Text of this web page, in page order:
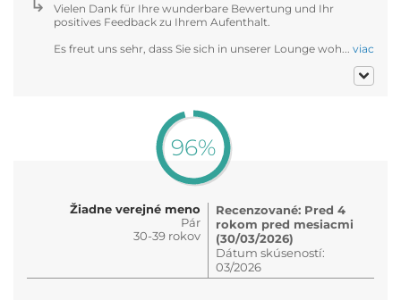
Vielen Dank für Ihre wunderbare Bewertung und Ihr
positives Feedback zu Ihrem Aufenthalt.
Es freut uns sehr, dass Sie sich in unserer Lounge woh... viac
96%
Žiadne verejné meno
Pár
30-39 rokov
Recenzované: Pred 4
rokom pred mesiacmi
(30/03/2026)
Dátum skúseností:
03/2026